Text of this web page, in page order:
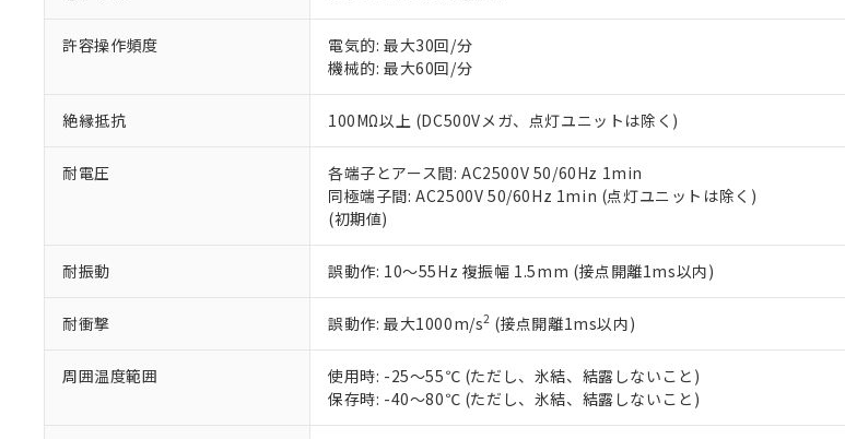
許容操作頻度
電気的: 最大30回/分
機械的: 最大60回/分
絶縁抵抗 100MΩ以上 (DC500Vメガ、点灯ユニットは除く)
耐電圧
各端子とアース間: AC2500V 50/60Hz 1min
同極端子間: AC2500V 50/60Hz 1min (点灯ユニットは除く)
(初期値)
耐振動 誤動作: 10～55Hz 複振幅 1.5mm (接点開離1ms以内)
耐衝撃 誤動作: 最大1000m/s2 (接点開離1ms以内)
周囲温度範囲
使用時: -25～55℃ (ただし、氷結、結露しないこと)
保存時: -40～80℃ (ただし、氷結、結露しないこと)
す。
ている必要があります。
お客様が当ウェブサイト上で当社にご登録された部品リストに
が、当社の製品・サービスに関するお客様との取引・商談に必
さい。
※当社の共同利用者とは、"個人情報の共同利用に関して"
の
いる法人を指します。
※3 非含有証明書ダウンロード
下記の非含有証明書をダウンロードすることができます。
EU RoHS指令（10物質）の非含有証明書
51物質の非含有証明書（当社基準）
※本証明書は発行日時点で非含有を証明するもので、過去に遡って
また、RoHS指令のフタル酸エステル類４物質の対応では、対応完
混在することから備考欄に対応日を記載しておりました。
既に当社にて対応品への在庫切替を完了していることから、特段
「ｅ」：有害物質（10物質）のすべてが基準値以下であることを示
「10」：通常の使用状況下において有害物質が外部に漏えいし、環
味します。
「－」：未確認です。当社販売部門へお問い合わせください。
機器販売店・当社販売員にご確認ください)
空
白
受注生産機種、また在庫状況の情報を公開していない機種